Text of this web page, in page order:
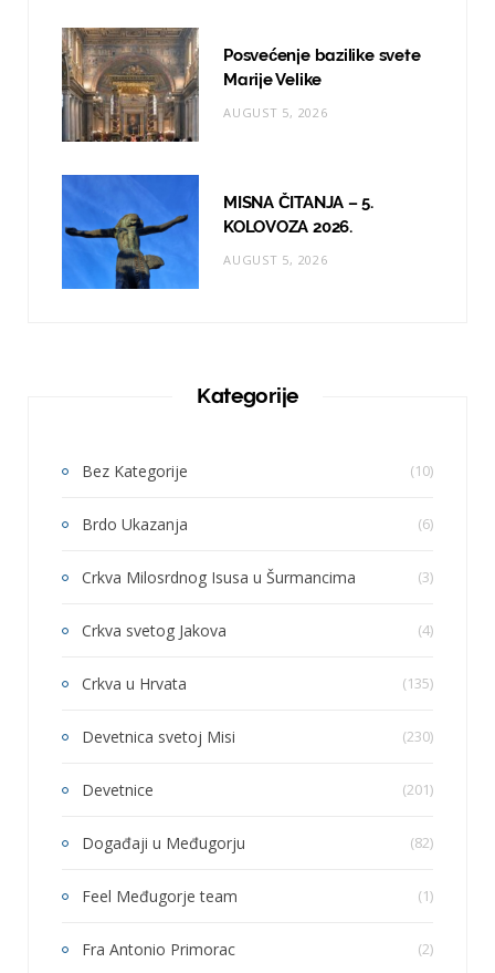
Posvećenje bazilike svete
Marije Velike
AUGUST 5, 2026
MISNA ČITANJA – 5.
KOLOVOZA 2026.
AUGUST 5, 2026
Kategorije
Bez Kategorije (10)
Brdo Ukazanja (6)
Crkva Milosrdnog Isusa u Šurmancima (3)
Crkva svetog Jakova (4)
Crkva u Hrvata (135)
Devetnica svetoj Misi (230)
Devetnice (201)
Događaji u Međugorju (82)
Feel Međugorje team (1)
Fra Antonio Primorac (2)